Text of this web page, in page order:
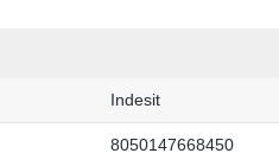
Indesit
8050147668450